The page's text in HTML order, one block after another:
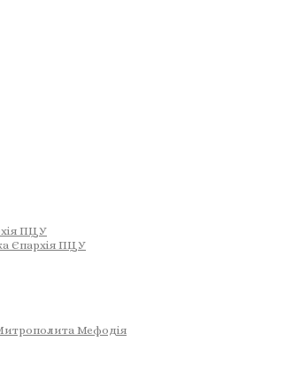
ПЦУ
Єпархія ПЦУ
Мефодія